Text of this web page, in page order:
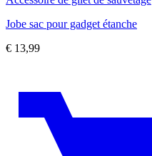
Jobe sac pour gadget étanche
€ 13,99